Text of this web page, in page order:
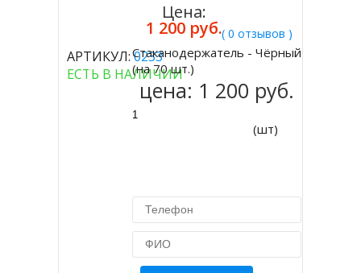
( 0 отзывов )
АРТИКУЛ:0233
ЕСТЬ В НАЛИЧИИ
Цена:
1 200 руб.
Купить
Стаканодержатель - Чёрный
(на 70 шт.)
цена: 1 200 руб.
(шт)